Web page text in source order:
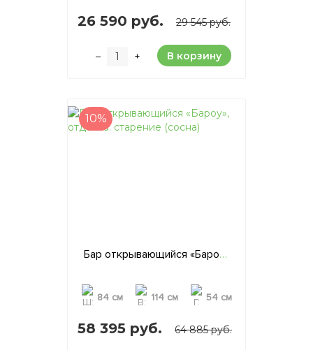
26 590 руб. 29 545 руб.
– + В корзину
10%
Бар открывающийся «Бароу», отделка: старение (сосна)
84 см 114 см 54 см
58 395 руб. 64 885 руб.